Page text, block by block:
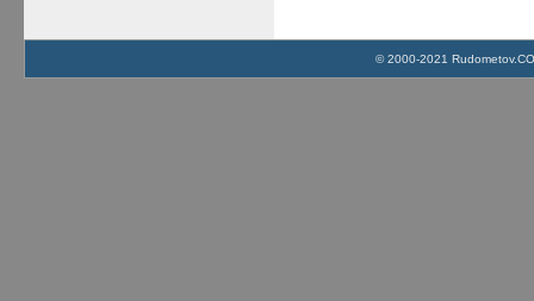
© 2000-2021